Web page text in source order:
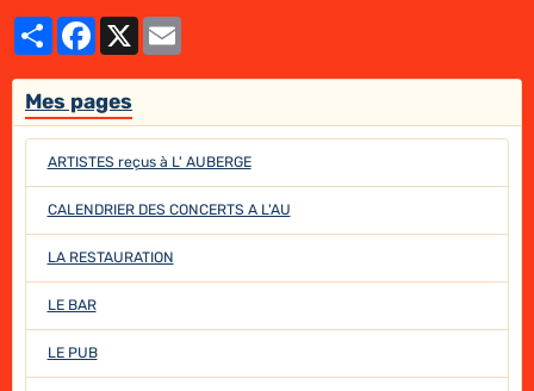
PartagerFacebook
Mes pages
ARTISTES reçus à L' AUBERGE
CALENDRIER DES CONCERTS A L'AU
LA RESTAURATION
LE BAR
LE PUB